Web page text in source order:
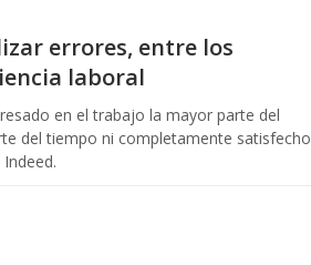
errores, entre los
laboral
en el trabajo la mayor parte del
del tiempo ni completamente satisfecho